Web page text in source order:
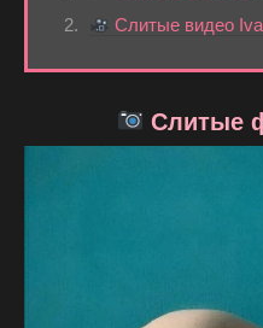
Слитые видео
Слитые